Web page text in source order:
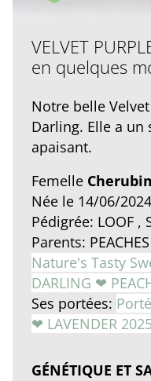
VELVET
en quelques
Notre belle
Darling. Elle a un
apaisant.
Femelle
Née le 14/06/
Pédigrée: LOOF ,
Parents:
Nature's Tasty
DARLING ❤
Ses portées:
❤ LAVENDER 2025
GÉNÉTIQUE ET